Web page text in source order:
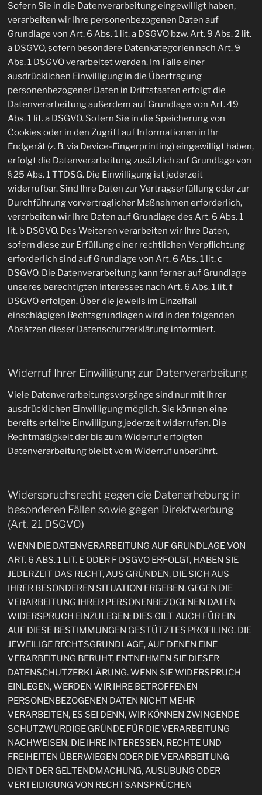
Sofern Sie in die Datenverarbeitung eingewilligt haben,
verarbeiten wir Ihre personenbezogenen Daten auf
Grundlage von Art. 6 Abs. 1 lit. a DSGVO bzw. Art. 9 Abs. 2 lit.
a DSGVO, sofern besondere Datenkategorien nach Art. 9
Abs. 1 DSGVO verarbeitet werden. Im Falle einer
ausdrücklichen Einwilligung in die Übertragung
personenbezogener Daten in Drittstaaten erfolgt die
Datenverarbeitung außerdem auf Grundlage von Art. 49
Abs. 1 lit. a DSGVO. Sofern Sie in die Speicherung von
Cookies oder in den Zugriff auf Informationen in Ihr
Endgerät (z. B. via Device-Fingerprinting) eingewilligt haben,
erfolgt die Datenverarbeitung zusätzlich auf Grundlage von
§ 25 Abs. 1 TTDSG. Die Einwilligung ist jederzeit
widerrufbar. Sind Ihre Daten zur Vertragserfüllung oder zur
Durchführung vorvertraglicher Maßnahmen erforderlich,
verarbeiten wir Ihre Daten auf Grundlage des Art. 6 Abs. 1
lit. b DSGVO. Des Weiteren verarbeiten wir Ihre Daten,
sofern diese zur Erfüllung einer rechtlichen Verpflichtung
erforderlich sind auf Grundlage von Art. 6 Abs. 1 lit. c
DSGVO. Die Datenverarbeitung kann ferner auf Grundlage
unseres berechtigten Interesses nach Art. 6 Abs. 1 lit. f
DSGVO erfolgen. Über die jeweils im Einzelfall
einschlägigen Rechtsgrundlagen wird in den folgenden
Absätzen dieser Datenschutzerklärung informiert.
Widerruf Ihrer Einwilligung zur Datenverarbeitung
Viele Datenverarbeitungsvorgänge sind nur mit Ihrer
ausdrücklichen Einwilligung möglich. Sie können eine
bereits erteilte Einwilligung jederzeit widerrufen. Die
Rechtmäßigkeit der bis zum Widerruf erfolgten
Datenverarbeitung bleibt vom Widerruf unberührt.
Widerspruchsrecht gegen die Datenerhebung in
besonderen Fällen sowie gegen Direktwerbung
(Art. 21 DSGVO)
WENN DIE DATENVERARBEITUNG AUF GRUNDLAGE VON
ART. 6 ABS. 1 LIT. E ODER F DSGVO ERFOLGT, HABEN SIE
JEDERZEIT DAS RECHT, AUS GRÜNDEN, DIE SICH AUS
IHRER BESONDEREN SITUATION ERGEBEN, GEGEN DIE
VERARBEITUNG IHRER PERSONENBEZOGENEN DATEN
WIDERSPRUCH EINZULEGEN; DIES GILT AUCH FÜR EIN
AUF DIESE BESTIMMUNGEN GESTÜTZTES PROFILING. DIE
JEWEILIGE RECHTSGRUNDLAGE, AUF DENEN EINE
VERARBEITUNG BERUHT, ENTNEHMEN SIE DIESER
DATENSCHUTZERKLÄRUNG. WENN SIE WIDERSPRUCH
EINLEGEN, WERDEN WIR IHRE BETROFFENEN
PERSONENBEZOGENEN DATEN NICHT MEHR
VERARBEITEN, ES SEI DENN, WIR KÖNNEN ZWINGENDE
SCHUTZWÜRDIGE GRÜNDE FÜR DIE VERARBEITUNG
NACHWEISEN, DIE IHRE INTERESSEN, RECHTE UND
FREIHEITEN ÜBERWIEGEN ODER DIE VERARBEITUNG
DIENT DER GELTENDMACHUNG, AUSÜBUNG ODER
VERTEIDIGUNG VON RECHTSANSPRÜCHEN